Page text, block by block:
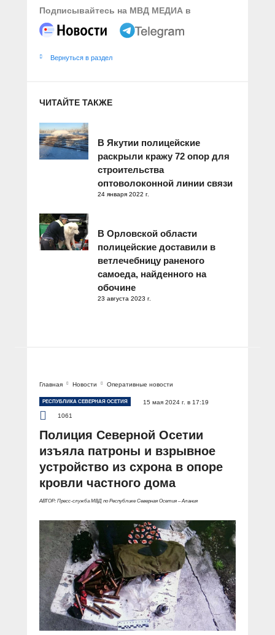
Подписывайтесь на МВД МЕДИА в
Вернуться в раздел
ЧИТАЙТЕ ТАКЖЕ
В Якутии полицейские
раскрыли кражу 72 опор для
строительства
оптоволоконной линии связи
24 января 2022 г.
В Орловской области
полицейские доставили в
ветлечебницу раненого
самоеда, найденного на
обочине
23 августа 2023 г.
Главная Новости Оперативные новости
РЕСПУБЛИКА СЕВЕРНАЯ ОСЕТИЯ
15 мая 2024 г. в 17:19
1061
Полиция Северной Осетии
изъяла патроны и взрывное
устройство из схрона в опоре
кровли частного дома
АВТОР: Пресс-служба МВД по Республике Северная Осетия – Алания